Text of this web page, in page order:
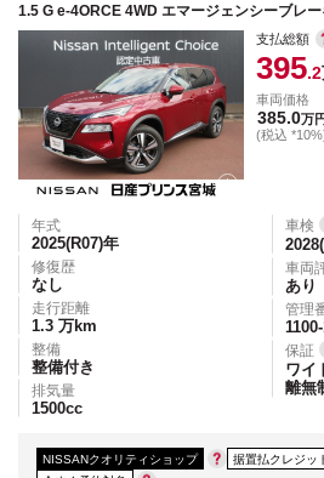
1.5 G e-4ORCE 4WD エマージェンシーブレ
支払総額
395.2
車両価格
385.0万円
(税込
年式
2025(R07)年
修復歴
なし
走行距離
1.3 万km
整備
整備付き
排気量
1500cc
車検
車両
あり
管理
保証
ワイ
離無
NISSANクオリティショップ
据置払クレジッ